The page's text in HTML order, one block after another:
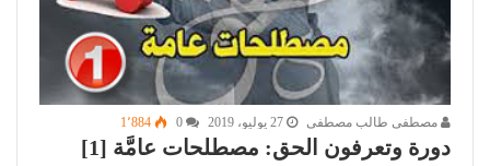
مصطفى طالب مصطفى 27 يوليو، 2019 1٬884
دورة وتعرفون الحق: مصطلحات عامَّة [1]